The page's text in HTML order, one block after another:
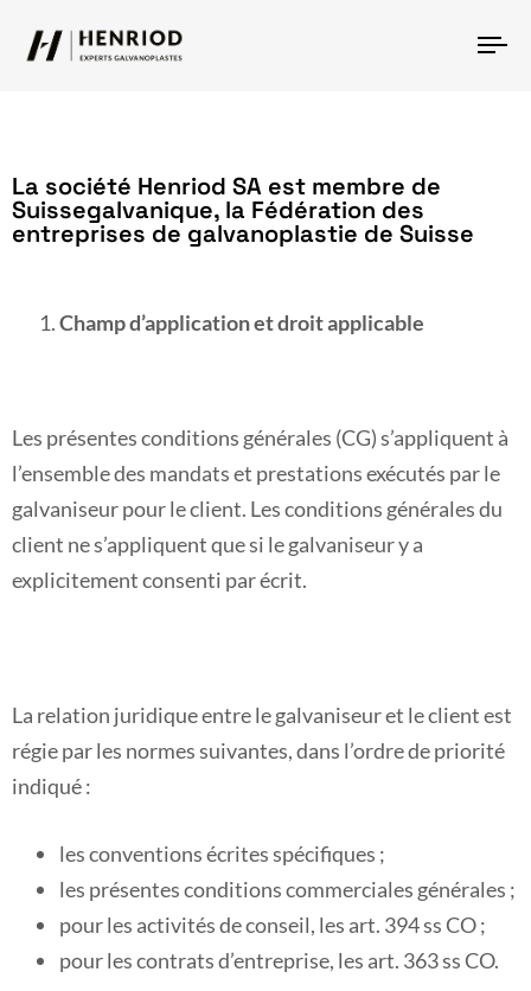
La société Henriod SA est membre de
Suissegalvanique, la Fédération des
entreprises de galvanoplastie de Suisse
Champ d’application et droit applicable
Les présentes conditions générales (CG) s’appliquent à
l’ensemble des mandats et prestations exécutés par le
galvaniseur pour le client. Les conditions générales du
client ne s’appliquent que si le galvaniseur y a
explicitement consenti par écrit.
La relation juridique entre le galvaniseur et le client est
régie par les normes suivantes, dans l’ordre de priorité
indiqué :
les conventions écrites spécifiques ;
les présentes conditions commerciales générales ;
pour les activités de conseil, les art. 394 ss CO ;
pour les contrats d’entreprise, les art. 363 ss CO.